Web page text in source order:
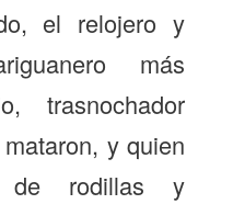
el relojero y
más
trasnochador
y quien
de rodillas y